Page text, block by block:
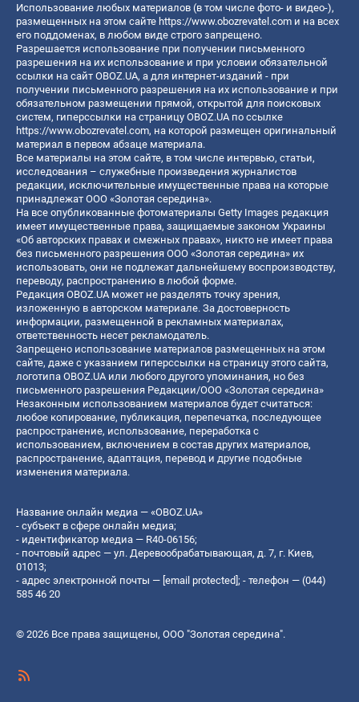
Использование любых материалов (в том числе фото- и видео-),
размещенных на этом сайте https://www.obozrevatel.com и на всех
его поддоменах, в любом виде строго запрещено.
Разрешается использование при получении письменного
разрешения на их использование и при условии обязательной
ссылки на сайт OBOZ.UA, а для интернет-изданий - при
получении письменного разрешения на их использование и при
обязательном размещении прямой, открытой для поисковых
систем, гиперссылки на страницу OBOZ.UA по ссылке
https://www.obozrevatel.com, на которой размещен оригинальный
материал в первом абзаце материала.
Все материалы на этом сайте, в том числе интервью, статьи,
исследования – служебные произведения журналистов
редакции, исключительные имущественные права на которые
принадлежат ООО «Золотая середина».
На все опубликованные фотоматериалы Getty Images редакция
имеет имущественные права, защищаемые законом Украины
«Об авторских правах и смежных правах», никто не имеет права
без письменного разрешения ООО «Золотая середина» их
использовать, они не подлежат дальнейшему воспроизводству,
переводу, распространению в любой форме.
Редакция OBOZ.UA может не разделять точку зрения,
изложенную в авторском материале. За достоверность
информации, размещенной в рекламных материалах,
ответственность несет рекламодатель.
Запрещено использование материалов размещенных на этом
сайте, даже с указанием гиперссылки на страницу этого сайта,
логотипа OBOZ.UA или любого другого упоминания, но без
письменного разрешения Редакции/ООО «Золотая середина»
Незаконным использованием материалов будет считаться:
любое копирование, публикация, перепечатка, последующее
распространение, использование, переработка с
использованием, включением в состав других материалов,
распространение, адаптация, перевод и другие подобные
изменения материала.
Название онлайн медиа — «OBOZ.UA»
- субъект в сфере онлайн медиа;
- идентификатор медиа — R40-06156;
- почтовый адрес — ул. Деревообрабатывающая, д. 7, г. Киев,
01013;
- адрес электронной почты — [email protected]; - телефон — (044)
585 46 20
© 2026 Все права защищены, ООО "Золотая середина".